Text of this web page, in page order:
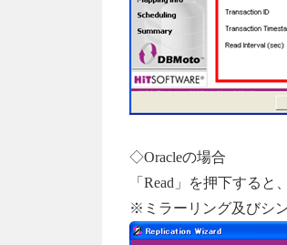
◇Oracleの場合
「Read」を押下する
※ミラーリング及びシ